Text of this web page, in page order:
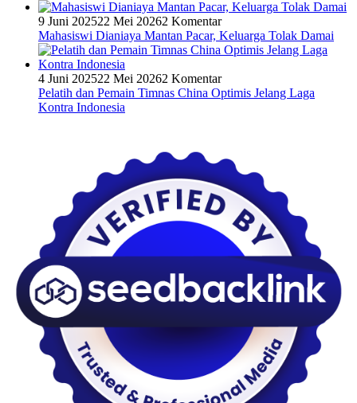
9 Juni 202522 Mei 20262 Komentar
Mahasiswi Dianiaya Mantan Pacar, Keluarga Tolak Damai
4 Juni 202522 Mei 20262 Komentar
Pelatih dan Pemain Timnas China Optimis Jelang Laga
Kontra Indonesia